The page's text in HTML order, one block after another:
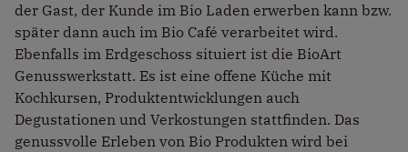
der Gast, der Kunde im Bio Laden erwerben kann bzw.
später dann auch im Bio Café verarbeitet wird.
Ebenfalls im Erdgeschoss situiert ist die BioArt
Genusswerkstatt. Es ist eine offene Küche mit
Kochkursen, Produktentwicklungen auch
Degustationen und Verkostungen stattfinden. Das
genussvolle Erleben von Bio Produkten wird bei